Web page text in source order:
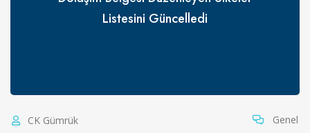
Listesini Güncelledi
CK Gümrük Genel